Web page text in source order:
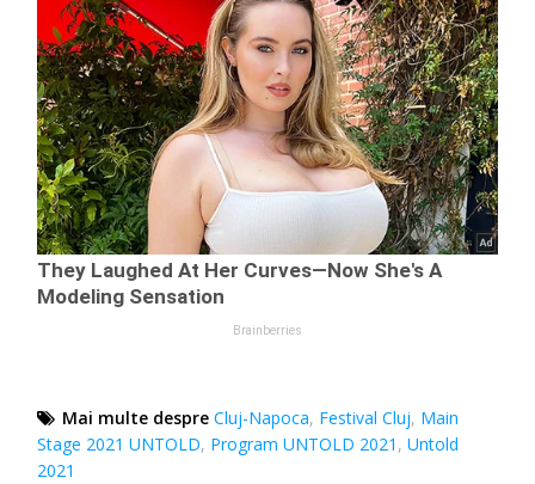
Mai multe despre Cluj-Napoca, Festival Cluj, Main
Stage 2021 UNTOLD, Program UNTOLD 2021 ,Untold
2021